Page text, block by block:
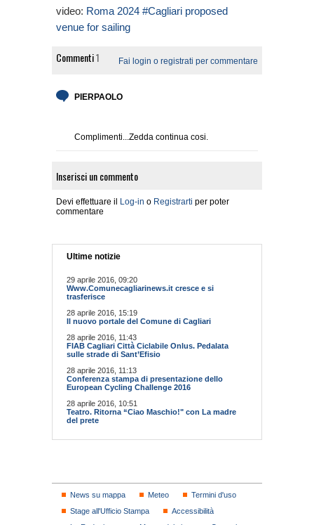
video: Roma 2024 #Cagliari proposed
venue for sailing
Commenti1 Fai login o registrati per commentare
PIERPAOLO
Complimenti...Zedda continua cosi.
Inserisci un commento
Devi effettuare il Log-in o Registrarti per poter
commentare
Ultime notizie
29 aprile 2016, 09:20
Www.Comunecagliarinews.it cresce e si
trasferisce
28 aprile 2016, 15:19
Il nuovo portale del Comune di Cagliari
28 aprile 2016, 11:43
FIAB Cagliari Città Ciclabile Onlus. Pedalata
sulle strade di Sant’Efisio
28 aprile 2016, 11:13
Conferenza stampa di presentazione dello
European Cycling Challenge 2016
28 aprile 2016, 10:51
Teatro. Ritorna “Ciao Maschio!" con La madre
del prete
News su mappa Meteo
Termini d'uso
Stage all'Ufficio Stampa
Accessibilità